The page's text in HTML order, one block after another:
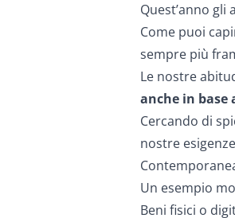
Quest’anno
Come puoi
sempre più
Le nostre
anche in base
Cercando di
nostre
Un esempio
Beni fisici o